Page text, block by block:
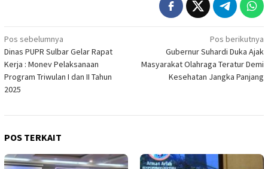
Navigasi
pos
Pos sebelumnya
Dinas PUPR Sulbar Gelar Rapat
Kerja : Monev Pelaksanaan
Program Triwulan I dan II Tahun
2025
Pos berikutnya
Gubernur Suhardi Duka Ajak
Masyarakat Olahraga Teratur Demi
Kesehatan Jangka Panjang
POS TERKAIT